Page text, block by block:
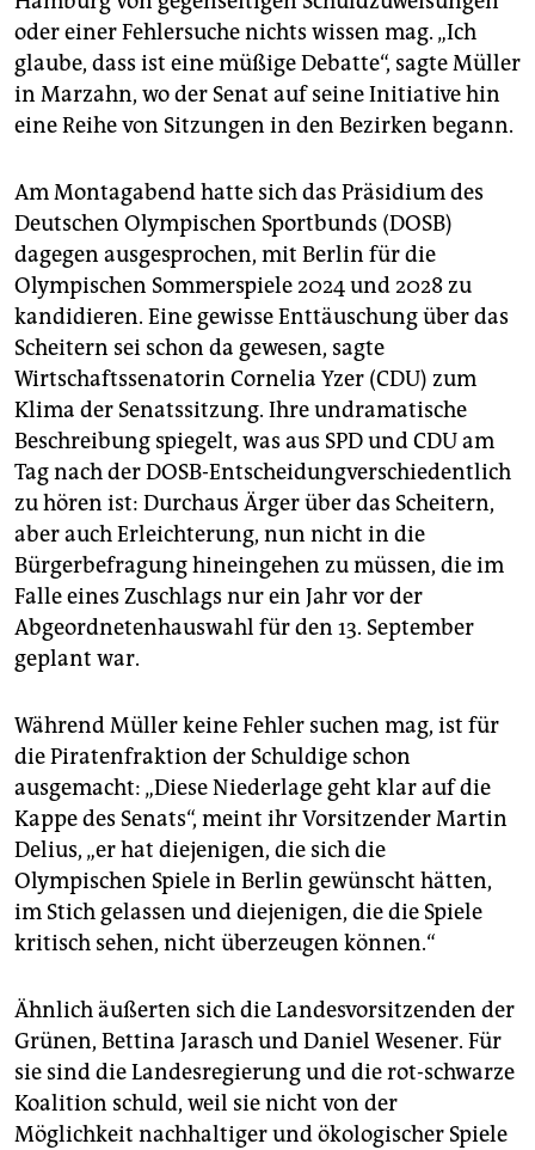
oder einer Fehlersuche nichts wissen mag. „Ich
glaube, dass ist eine müßige Debatte“, sagte Müller
in Marzahn, wo der Senat auf seine Initiative hin
eine Reihe von Sitzungen in den Bezirken begann.
Am Montagabend hatte sich das Präsidium des
Deutschen Olympischen Sportbunds (DOSB)
dagegen ausgesprochen, mit Berlin für die
Olympischen Sommerspiele 2024 und 2028 zu
kandidieren. Eine gewisse Enttäuschung über das
Scheitern sei schon da gewesen, sagte
Wirtschaftssenatorin Cornelia Yzer (CDU) zum
Klima der Senatssitzung. Ihre undramatische
Beschreibung spiegelt, was aus SPD und CDU am
Tag nach der DOSB-Entscheidungverschiedentlich
zu hören ist: Durchaus Ärger über das Scheitern,
aber auch Erleichterung, nun nicht in die
Bürgerbefragung hineingehen zu müssen, die im
Falle eines Zuschlags nur ein Jahr vor der
Abgeordnetenhauswahl für den 13. September
geplant war.
Während Müller keine Fehler suchen mag, ist für
die Piratenfraktion der Schuldige schon
ausgemacht: „Diese Niederlage geht klar auf die
Kappe des Senats“, meint ihr Vorsitzender Martin
Delius, „er hat diejenigen, die sich die
Olympischen Spiele in Berlin gewünscht hätten,
im Stich gelassen und diejenigen, die die Spiele
kritisch sehen, nicht überzeugen können.“
Ähnlich äußerten sich die Landesvorsitzenden der
Grünen, Bettina Jarasch und Daniel Wesener. Für
sie sind die Landesregierung und die rot-schwarze
Koalition schuld, weil sie nicht von der
Möglichkeit nachhaltiger und ökologischer Spiele